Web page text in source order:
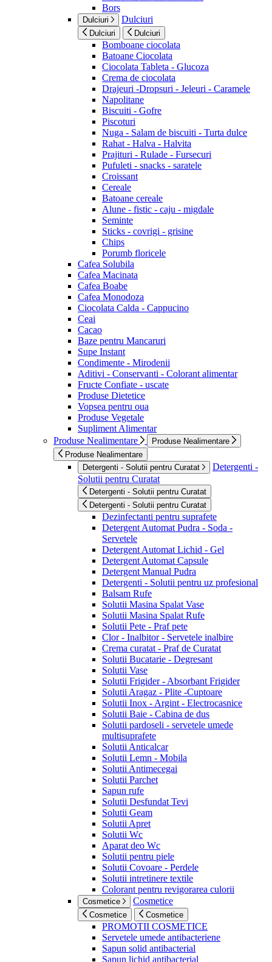
Bors
Dulciuri Dulciuri
Dulciuri Dulciuri
Bomboane ciocolata
Batoane Ciocolata
Ciocolata Tableta - Glucoza
Crema de ciocolata
Drajeuri -Dropsuri - Jeleuri - Caramele
Napolitane
Biscuiti - Gofre
Piscoturi
Nuga - Salam de biscuiti - Turta dulce
Rahat - Halva - Halvita
Prajituri - Rulade - Fursecuri
Pufuleti - snacks - saratele
Croissant
Cereale
Batoane cereale
Alune - fistic - caju - migdale
Seminte
Sticks - covrigi - grisine
Chips
Porumb floricele
Cafea Solubila
Cafea Macinata
Cafea Boabe
Cafea Monodoza
Ciocolata Calda - Cappucino
Ceai
Cacao
Baze pentru Mancaruri
Supe Instant
Condimente - Mirodenii
Aditivi - Conservanti - Colorant alimentar
Fructe Confiate - uscate
Produse Dietetice
Vopsea pentru oua
Produse Vegetale
Supliment Alimentar
Produse Nealimentare
Produse Nealimentare
Produse Nealimentare
Detergenti - Solutii pentru Curatat
Detergenti -
Solutii pentru Curatat
Detergenti - Solutii pentru Curatat
Detergenti - Solutii pentru Curatat
Dezinfectanti pentru suprafete
Detergent Automat Pudra - Soda -
Servetele
Detergent Automat Lichid - Gel
Detergent Automat Capsule
Detergent Manual Pudra
Detergenti - Solutii pentru uz profesional
Balsam Rufe
Solutii Masina Spalat Vase
Solutii Masina Spalat Rufe
Solutii Pete - Praf pete
Clor - Inalbitor - Servetele inalbire
Crema curatat - Praf de Curatat
Solutii Bucatarie - Degresant
Solutii Vase
Solutii Frigider - Absorbant Frigider
Solutii Aragaz - Plite -Cuptoare
Solutii Inox - Argint - Electrocasnice
Solutii Baie - Cabina de dus
Solutii pardoseli - servetele umede
multisuprafete
Solutii Anticalcar
Solutii Lemn - Mobila
Solutii Antimecegai
Solutii Parchet
Sapun rufe
Solutii Desfundat Tevi
Solutii Geam
Solutii Apret
Solutii Wc
Aparat deo Wc
Solutii pentru piele
Solutii Covoare - Perdele
Solutii intretinere textile
Colorant pentru revigorarea culorii
Cosmetice Cosmetice
Cosmetice Cosmetice
PROMOTII COSMETICE
Servetele umede antibacteriene
Sapun solid antibacterial
Sapun lichid antibacterial